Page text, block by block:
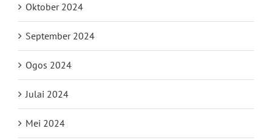
Oktober 2024
September 2024
Ogos 2024
Julai 2024
Mei 2024